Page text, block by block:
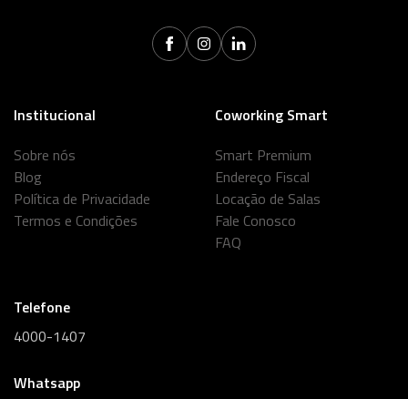
Institucional
Sobre nós
Blog
Política de Privacidade
Termos e Condições
Coworking Smart
Smart Premium
Endereço Fiscal
Locação de Salas
Fale Conosco
FAQ
Telefone
4000-1407
Whatsapp